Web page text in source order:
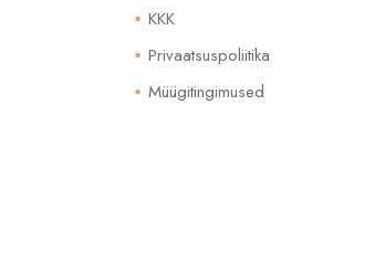
KKK
Privaatsuspoliitika
Müügitingimused